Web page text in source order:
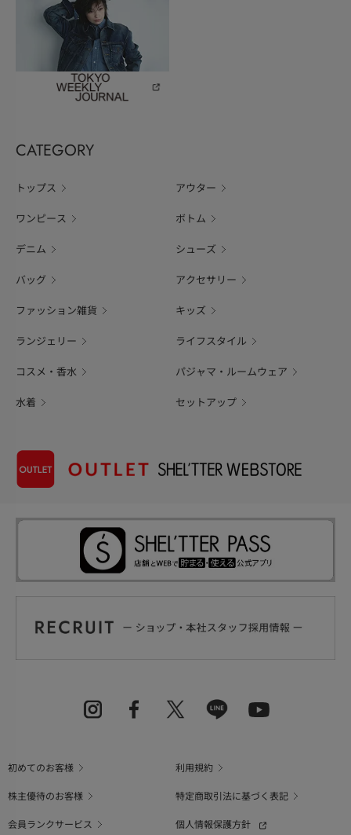
CATEGORY
トップス アウター
ワンピース ボトム
デニム シューズ
バッグ アクセサリー
ファッション雑貨 キッズ
ランジェリー ライフスタイル
コスメ・香水 パジャマ・ルームウェア
水着 セットアップ
初めてのお客様
利用規約
株主優待のお客様
特定商取引法に基づく表記
会員ランクサービス
個人情報保護方針